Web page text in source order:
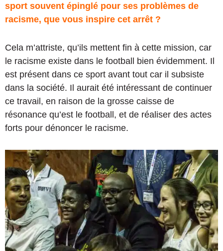
sport souvent épinglé pour ses problèmes de
racisme, que vous inspire cet arrêt ?
Cela m’attriste, qu’ils mettent fin à cette mission, car
le racisme existe dans le football bien évidemment. Il
est présent dans ce sport avant tout car il subsiste
dans la société. Il aurait été intéressant de continuer
ce travail, en raison de la grosse caisse de
résonance qu’est le football, et de réaliser des actes
forts pour dénoncer le racisme.